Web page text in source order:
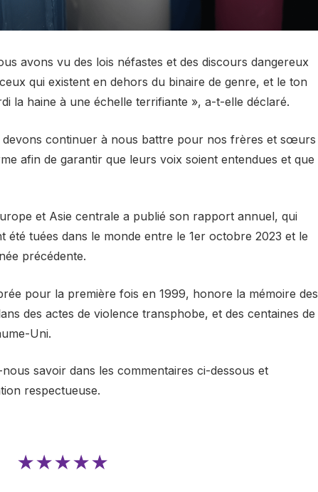
avons vu des lois néfastes et des discours dangereux
qui existent en dehors du binaire de genre, et le ton
la haine à une échelle terrifiante », a-t-elle déclaré.
devons continuer à nous battre pour nos frères et sœurs
afin de garantir que leurs voix soient entendues et que
et Asie centrale a publié son rapport annuel, qui
tuées dans le monde entre le 1er octobre 2023 et le
précédente.
pour la première fois en 1999, honore la mémoire des
des actes de violence transphobe, et des centaines de
Uni.
nous savoir dans les commentaires ci-dessous et
respectueuse.
★★★★★